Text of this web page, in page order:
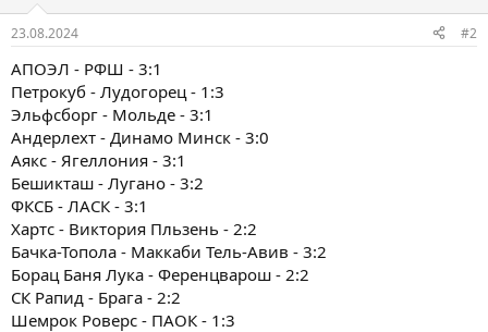
23.08.2024 #2
АПОЭЛ - РФШ - 3:1
Петрокуб - Лудогорец - 1:3
Эльфсборг - Мольде - 3:1
Андерлехт - Динамо Минск - 3:0
Аякс - Ягеллония - 3:1
Бешикташ - Лугано - 3:2
ФКСБ - ЛАСК - 3:1
Хартс - Виктория Пльзень - 2:2
Бачка-Топола - Маккаби Тель-Авив - 3:2
Борац Баня Лука - Ференцварош - 2:2
СК Рапид - Брага - 2:2
Шемрок Роверс - ПАОК - 1:3